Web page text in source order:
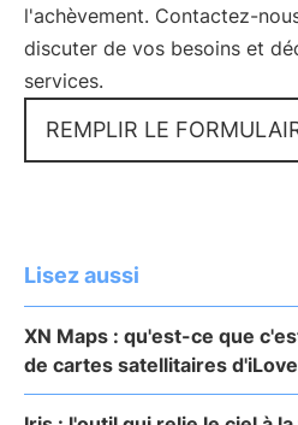
l'achèvement. Contactez-
discuter de vos besoins et
services.
REMPLIR LE
Lisez aussi
XN Maps : qu'est-ce que
de cartes satellitaires